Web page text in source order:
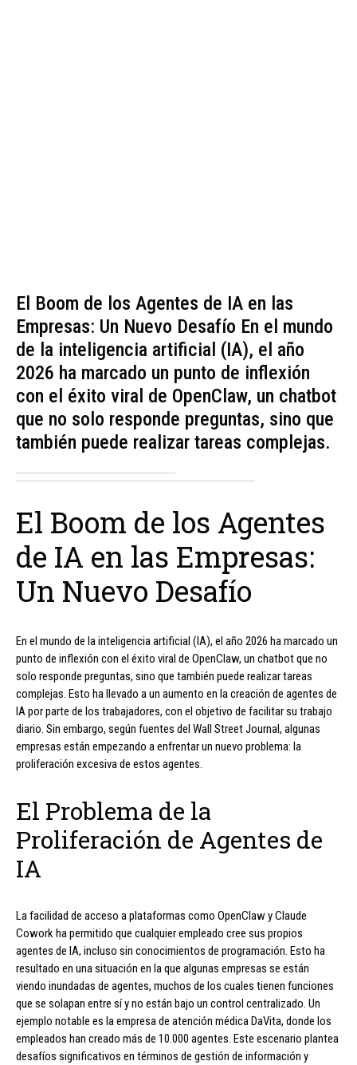
El Boom de los Agentes de IA en las
Empresas: Un Nuevo Desafío En el mundo
de la inteligencia artificial (IA), el año
2026 ha marcado un punto de inflexión
con el éxito viral de OpenClaw, un chatbot
que no solo responde preguntas, sino que
también puede realizar tareas complejas.
El Boom de los Agentes
de IA en las Empresas:
Un Nuevo Desafío
En el mundo de la inteligencia artificial (IA), el año 2026 ha marcado un
punto de inflexión con el éxito viral de OpenClaw, un chatbot que no
solo responde preguntas, sino que también puede realizar tareas
complejas. Esto ha llevado a un aumento en la creación de agentes de
IA por parte de los trabajadores, con el objetivo de facilitar su trabajo
diario. Sin embargo, según fuentes del Wall Street Journal, algunas
empresas están empezando a enfrentar un nuevo problema: la
proliferación excesiva de estos agentes.
El Problema de la
Proliferación de Agentes de
IA
La facilidad de acceso a plataformas como OpenClaw y Claude
Cowork ha permitido que cualquier empleado cree sus propios
agentes de IA, incluso sin conocimientos de programación. Esto ha
resultado en una situación en la que algunas empresas se están
viendo inundadas de agentes, muchos de los cuales tienen funciones
que se solapan entre sí y no están bajo un control centralizado. Un
ejemplo notable es la empresa de atención médica DaVita, donde los
empleados han creado más de 10.000 agentes. Este escenario plantea
desafíos significativos en términos de gestión de información y